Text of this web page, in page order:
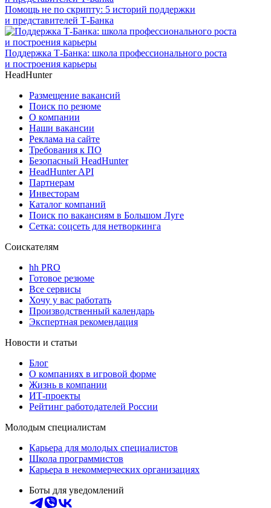
Помощь не по скрипту: 5 историй поддержки
и представителей Т-Банка
Поддержка Т-Банка: школа профессионального роста
и построения карьеры
HeadHunter
Размещение вакансий
Поиск по резюме
О компании
Наши вакансии
Реклама на сайте
Требования к ПО
Безопасный HeadHunter
HeadHunter API
Партнерам
Инвесторам
Каталог компаний
Поиск по вакансиям в Большом Луге
Сетка: соцсеть для нетворкинга
Соискателям
hh PRO
Готовое резюме
Все сервисы
Хочу у вас работать
Производственный календарь
Экспертная рекомендация
Новости и статьи
Блог
О компаниях в игровой форме
Жизнь в компании
ИТ-проекты
Рейтинг работодателей России
Молодым специалистам
Карьера для молодых специалистов
Школа программистов
Карьера в некоммерческих организациях
Боты для уведомлений